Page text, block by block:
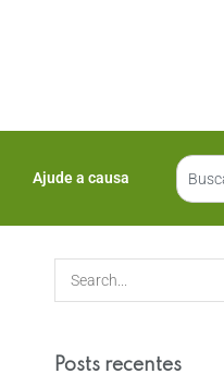
Ajude a causa
Posts recentes